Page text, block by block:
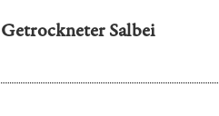
Getrockneter Salbei